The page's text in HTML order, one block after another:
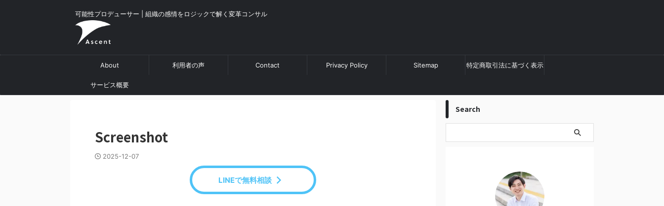
可能性プロデューサー | 組織の感情をロジックで解く変革コンサル
About 利用者の声 Contact Privacy Policy Sitemap 特定商取引法に基づく表示
サービス概要
Screenshot
2025-12-07
LINEで無料相談
Search